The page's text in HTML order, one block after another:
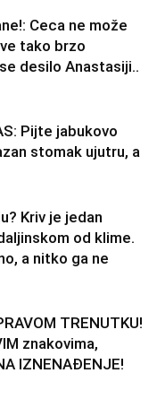
Ceca ne može
tako brzo
desilo Anastasiji..
Pijte jabukovo
stomak ujutru, a
Kriv je jedan
od klime.
a nitko ga ne
TRENUTKU!
znakovima,
IZNENAĐENJE!